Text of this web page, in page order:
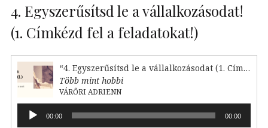
4. Egyszerűsítsd le a vállalkozásodat!
(1. Címkézd fel a feladatokat!)
“4. Egyszerűsítsd le a vállalkozásodat (1. Címkézd fel!)”
Több mint hobbi
VÁRŐRI ADRIENN
Audió
lejátszó00:00 00:00